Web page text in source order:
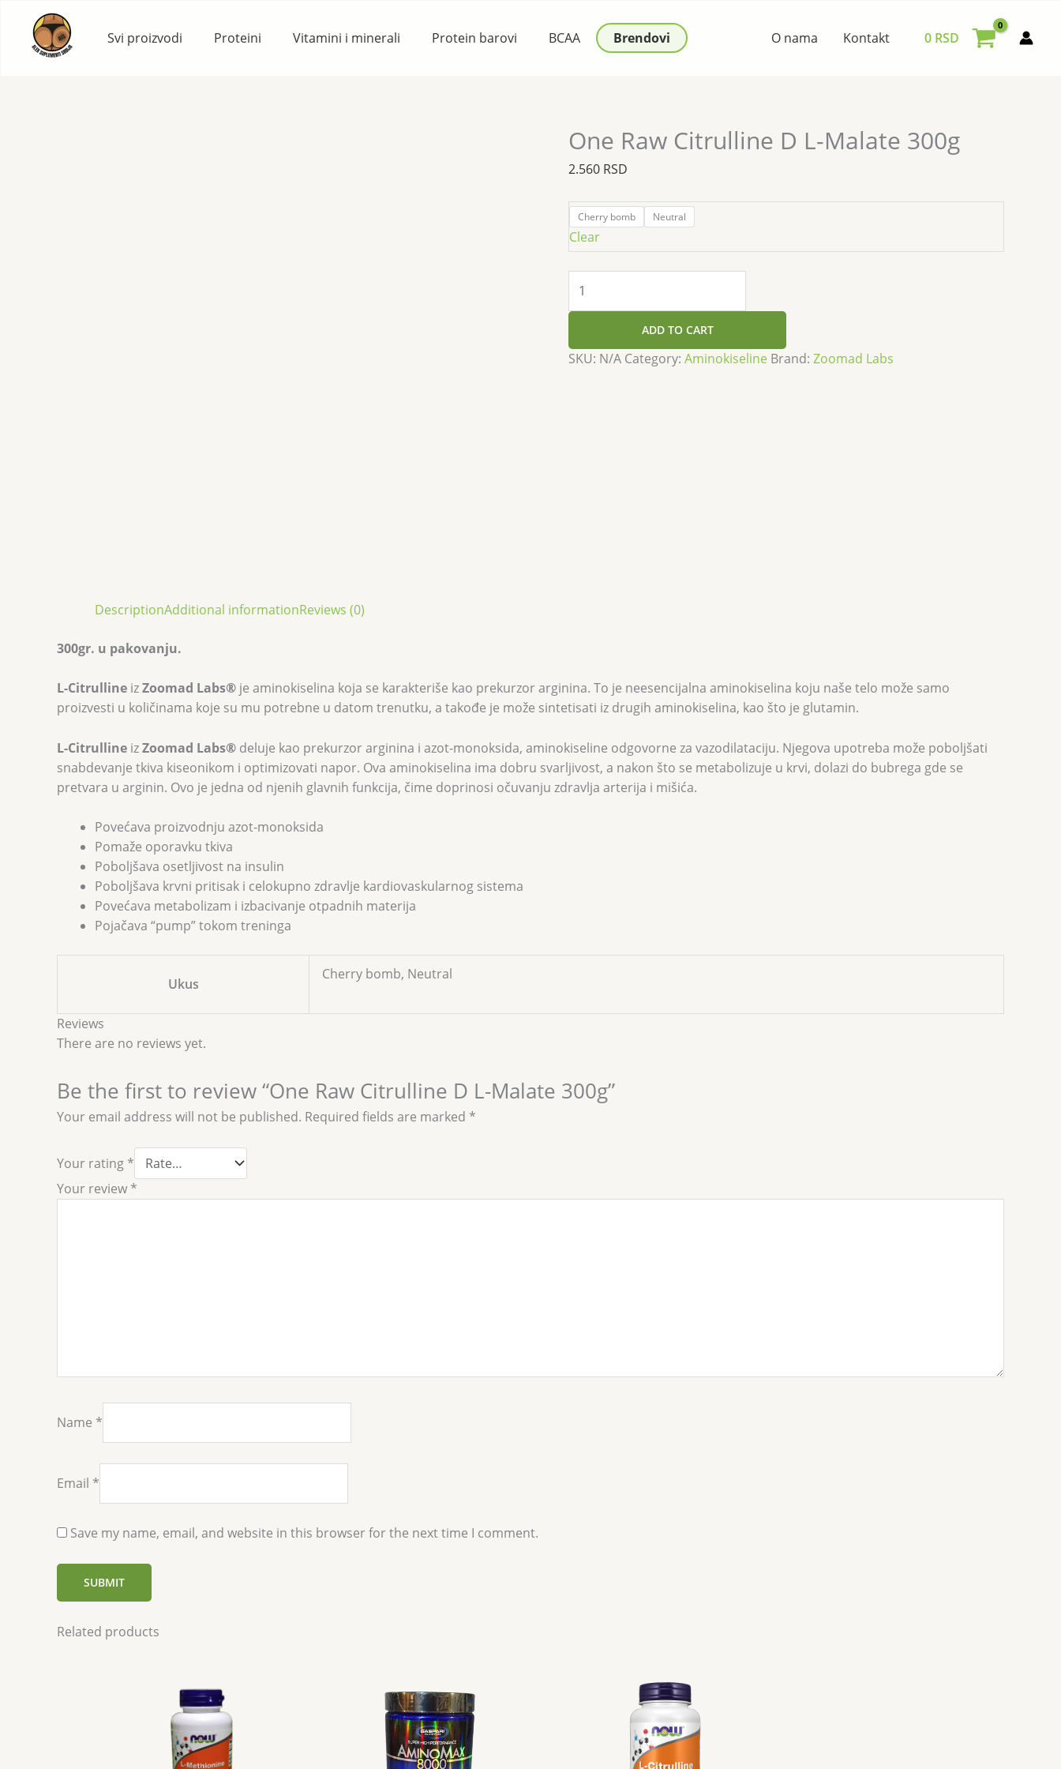
content
Svi proizvodi Proteini Vitamini i minerali Protein barovi BCAA Brendovi O nama Kontakt 0 RSD
One Raw Citrulline D L-Malate 300g
2.560 RSD
Cherry bomb Neutral
Clear
Raw
Citrulline
quantity
ADD TO CART
SKU: N/A Category: Aminokiseline Brand: Zoomad Labs
DescriptionAdditional informationReviews (0)
300gr. u pakovanju.
L-Citrulline izZoomad Labs® je aminokiselina koja se karakteriše kao prekurzor arginina. To je neesencijalna aminokiselina koju naše telo može samo
proizvesti u količinama koje su mu potrebne u datom trenutku, a takođe je može sintetisati iz drugih aminokiselina, kao što je glutamin.
L-Citrulline izZoomad Labs® deluje kao prekurzor arginina i azot-monoksida, aminokiseline odgovorne za vazodilataciju. Njegova upotreba može poboljšati
snabdevanje tkiva kiseonikom i optimizovati napor. Ova aminokiselina ima dobru svarljivost, a nakon što se metabolizuje u krvi, dolazi do bubrega gde se
pretvara u arginin. Ovo je jedna od njenih glavnih funkcija, čime doprinosi očuvanju zdravlja arterija i mišića.
Povećava proizvodnju azot-monoksida
Pomaže oporavku tkiva
Poboljšava osetljivost na insulin
Poboljšava krvni pritisak i celokupno zdravlje kardiovaskularnog sistema
Povećava metabolizam i izbacivanje otpadnih materija
Pojačava “pump” tokom treninga
Ukus
Cherry bomb, Neutral
Reviews
There are no reviews yet.
Be the first to review “One Raw Citrulline D L-Malate 300g”
Your email address will not be published. Required fields are marked *
Your rating *
Your review *
Name *
Email *
Save my name, email, and website in this browser for the next time I comment.
Related products